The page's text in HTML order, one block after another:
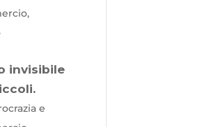
invisibile
e